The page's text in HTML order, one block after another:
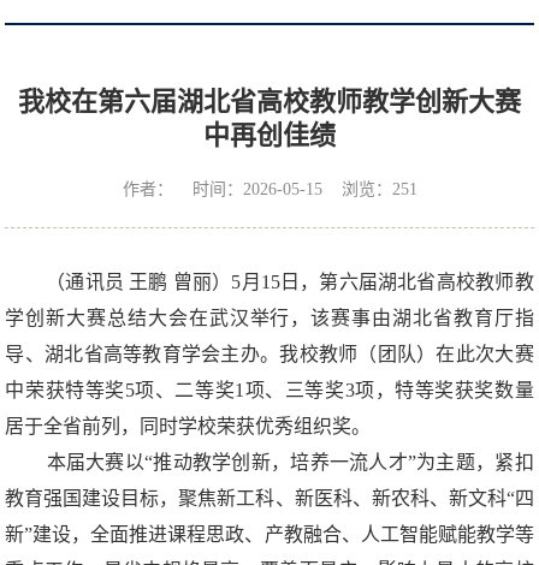
我校在第六届湖北省高校教师教学创新大赛
中再创佳绩
作者： 时间：2026-05-15 浏览： 251
（通讯员 王鹏 曾丽）5月15日，第六届湖北省高校教师教
学创新大赛总结大会在武汉举行，该赛事由湖北省教育厅指
导、湖北省高等教育学会主办。我校教师（团队）在此次大赛
中荣获特等奖5项、二等奖1项、三等奖3项，特等奖获奖数量
居于全省前列，同时学校荣获优秀组织奖。
本届大赛以“推动教学创新，培养一流人才”为主题，紧扣
教育强国建设目标，聚焦新工科、新医科、新农科、新文科“四
新”建设，全面推进课程思政、产教融合、人工智能赋能教学等